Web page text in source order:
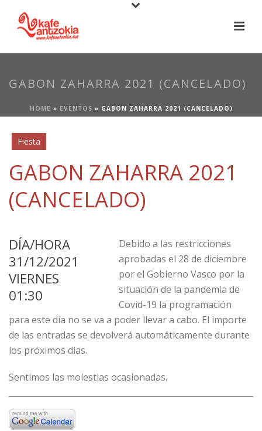
GABON ZAHARRA 2021 (CANCELADO)
HOME » EVENTOS » GABON ZAHARRA 2021 (CANCELADO)
Fiesta
GABON ZAHARRA 2021
(CANCELADO)
DÍA/HORA
31/12/2021
VIERNES
01:30
Debido a las restricciones
aprobadas el 28 de diciembre
por el Gobierno Vasco por la
situación de la pandemia de
Covid-19 la programación
para este día no se va a poder llevar a cabo. El importe
de las entradas se devolverá automáticamente durante
los próximos dias.
Sentimos las molestias ocasionadas.